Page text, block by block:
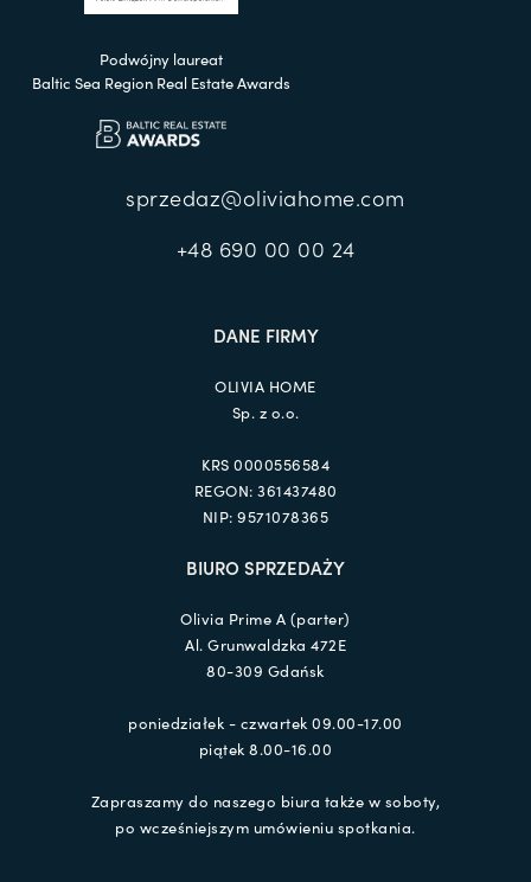
Podwójny laureat
Baltic Sea Region Real Estate Awards
sprzedaz@oliviahome.com
+48 690 00 00 24
DANE FIRMY
OLIVIA HOME
Sp. z o.o.
KRS 0000556584
REGON: 361437480
NIP: 9571078365
BIURO SPRZEDAŻY
Olivia Prime A (parter)
Al. Grunwaldzka 472E
80-309 Gdańsk
poniedziałek - czwartek 09.00-17.00
piątek 8.00-16.00
Zapraszamy do naszego biura także w soboty,
po wcześniejszym umówieniu spotkania.